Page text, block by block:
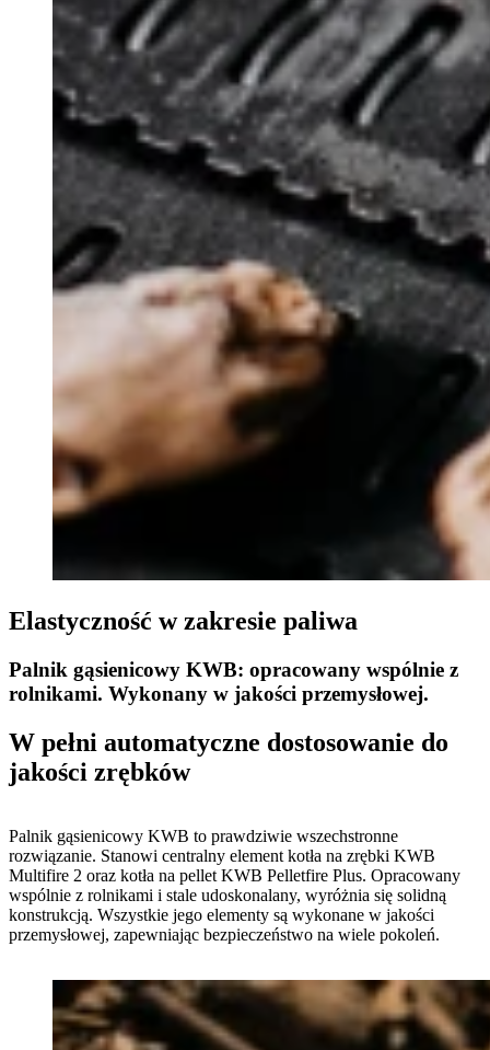
Elastyczność w zakresie paliwa
Palnik gąsienicowy KWB: opracowany wspólnie z
rolnikami. Wykonany w jakości przemysłowej.
W pełni automatyczne dostosowanie do
jakości zrębków
Palnik gąsienicowy KWB to prawdziwie wszechstronne
rozwiązanie. Stanowi centralny element kotła na zrębki KWB
Multifire 2 oraz kotła na pellet KWB Pelletfire Plus. Opracowany
wspólnie z rolnikami i stale udoskonalany, wyróżnia się solidną
konstrukcją. Wszystkie jego elementy są wykonane w jakości
przemysłowej, zapewniając bezpieczeństwo na wiele pokoleń.